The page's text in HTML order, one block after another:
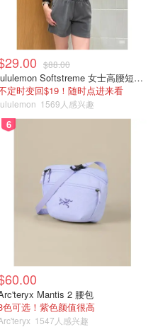
$88.00
lululemon Softstreme 女士高腰短裤 10cm
定时变回$19！随时点进来看
1569人感兴趣
6
Mantis 2 腰包
色可选！紫色颜值很高
1547人感兴趣